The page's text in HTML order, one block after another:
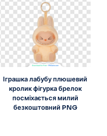
Іграшка лабубу плюшевий
кролик фігурка брелок
посміхається милий
безкоштовний PNG